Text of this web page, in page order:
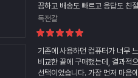
끔하고 배송도 빠르고 응답도 친
컴퓨터 성능도 만족합니다. 강추~~
독전갈
평
100
점
기존에 사용하던 컴퓨터가 너무
비교한 끝에 구매했는데, 결과적
선택이었습니다. 가장 먼저 마음